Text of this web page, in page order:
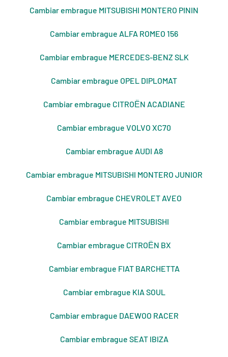
Cambiar embrague MITSUBISHI MONTERO PININ
Cambiar embrague ALFA ROMEO 156
Cambiar embrague MERCEDES-BENZ SLK
Cambiar embrague OPEL DIPLOMAT
Cambiar embrague CITROЁN ACADIANE
Cambiar embrague VOLVO XC70
Cambiar embrague AUDI A8
Cambiar embrague MITSUBISHI MONTERO JUNIOR
Cambiar embrague CHEVROLET AVEO
Cambiar embrague MITSUBISHI
Cambiar embrague CITROЁN BX
Cambiar embrague FIAT BARCHETTA
Cambiar embrague KIA SOUL
Cambiar embrague DAEWOO RACER
Cambiar embrague SEAT IBIZA